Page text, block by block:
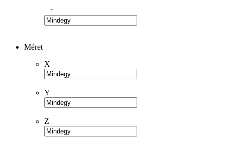
-
Méret
X
Y
Z